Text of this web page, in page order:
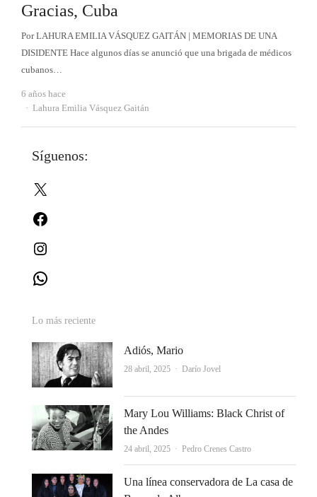
Gracias, Cuba
Por LAHURA EMILIA VÁSQUEZ GAITÁN | MEMORIAS DE UNA
DISIDENTE Hace algunos días se anunció que una brigada de médicos
cubanos…
6 años hace
Autor
Lahura Emilia Vásquez Gaitán
Síguenos:
Lo más reciente
Adiós, Mario
28 abril, 2025 Autor
Darío Jovel
Mary Lou Williams: Black Christ of
the Andes
24 abril, 2025 Autor
Pedro Crenes Castro
Una línea conservadora de La casa de